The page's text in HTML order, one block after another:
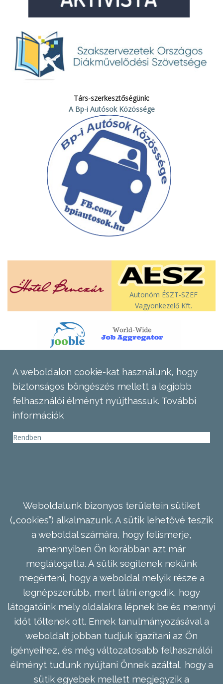
Társ-szerkesztőségünk:
A Bp-i Autósok Közössége
Autonóm ÉSZT-SZEF
Vagyonkezelő Kft.
A weboldalon cookie-kat használunk, hogy
biztonságos böngészés mellett a legjobb
felhasználói élményt nyújthassuk. További
információk
Rendben
Weboldalunk bizonyos területein sütiket
(„cookies”) alkalmazunk. A sütik lehetővé teszik
a weboldal számára, hogy felismerje,
amennyiben Ön korábban azt már
meglátogatta. A sütik segítenek nekünk
megérteni, hogy a weboldal melyik része a
legnépszerűbb, mert látni engedik, hogy
látogatóink mely oldalakra lépnek be és mennyi
időt töltenek ott. Ennek tanulmányozásával a
weboldalt jobban tudjuk igazítani az Ön
igényeihez, és még változatosabb felhasználói
élményt tudunk nyújtani Önnek azáltal, hogy a
sütik egyebek mellett megjegyzik a